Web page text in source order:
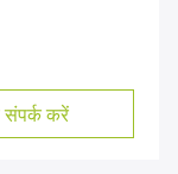
करें